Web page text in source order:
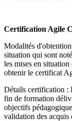
Certification Agile
Modalités
situation qui sont
les mises en
obtenir le certificat
Détails certification :
fin de formation
objectifs
validation des